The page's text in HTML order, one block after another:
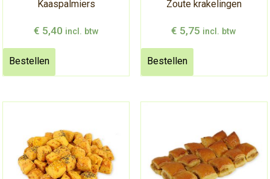
Kaaspalmiers
€ 5,40 incl. btw
Bestellen
Zoute krakelingen
€ 5,75 incl. btw
Bestellen